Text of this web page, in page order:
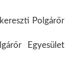
Polgárőr
Egyesület